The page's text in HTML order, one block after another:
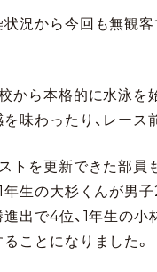
況から今回も無観
から本格的に水泳を
味わったり、レース
トを更新できた部員
年生の大杉くんが男
出で4位、1年生の
ことになりました。